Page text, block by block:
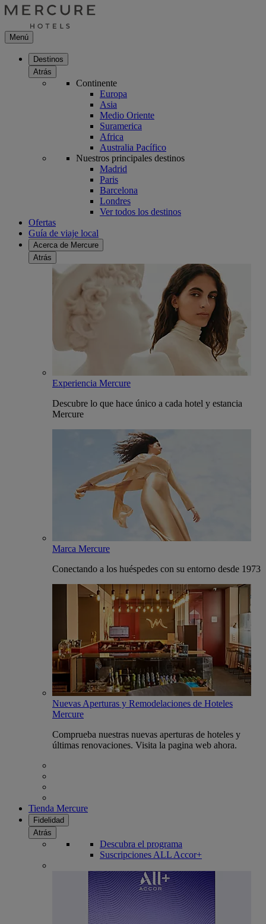
Menú
Destinos
Atrás
Continente
Europa
Asia
Medio Oriente
Suramerica
Africa
Australia Pacífico
Nuestros principales destinos
Madrid
Paris
Barcelona
Londres
Ver todos los destinos
Ofertas
Guía de viaje local
Acerca de Mercure
Atrás
Experiencia Mercure
Descubre lo que hace único a cada hotel y estancia
Mercure
Marca Mercure
Conectando a los huéspedes con su entorno desde 1973
Nuevas Aperturas y Remodelaciones de Hoteles
Mercure
Comprueba nuestras nuevas aperturas de hoteles y
últimas renovaciones. Visita la pagina web ahora.
Tienda Mercure
Fidelidad
Atrás
Descubra el programa
Suscripciones ALL Accor+